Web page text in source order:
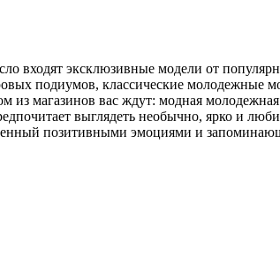
входят эксклюзивные модели от
подиумов, классические молодежные
магазинов вас ждут: модная
выглядеть необычно, ярко и
позитивными эмоциями и